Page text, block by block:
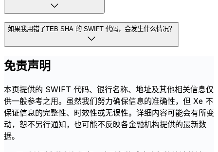
如果我用错了TEB SHA 的 SWIFT 代码，会发生什么情况？
免责声明
本页提供的 SWIFT 代码、银行名称、地址及其他相关信息仅
供一般参考之用。虽然我们努力确保信息的准确性，但 Xe 不
保证信息的完整性、时效性或无误性。详细内容可能会有所变
动，恕不另行通知，也可能不反映各金融机构提供的最新数
据。